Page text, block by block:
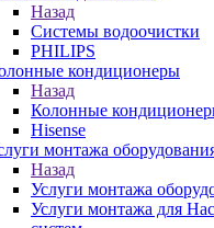
Назад
Системы водоочистки
PHILIPS
кондиционеры
Назад
Колонные
Hisense
монтажа
Назад
Услуги монтажа
Услуги монтажа для